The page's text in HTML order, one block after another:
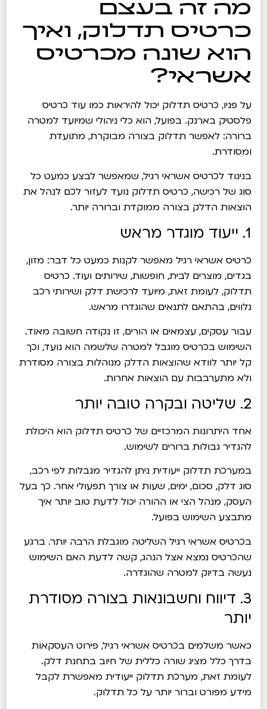
מה זה בעצם
כרטיס תדלוק, ואיך
הוא שונה מכרטיס
אשראי?
על פניו, כרטיס תדלוק יכול להיראות כמו עוד כרטיס
פלסטיק בארנק. בפועל, הוא כלי ניהולי שמיועד למטרה
ברורה: לאפשר תדלוק בצורה מבוקרת, מתועדת
ומסודרת.
בניגוד לכרטיס אשראי רגיל, שמאפשר לבצע כמעט כל
סוג של רכישה, כרטיס תדלוק נועד לעזור לכם לנהל את
הוצאות הדלק בצורה ממוקדת וברורה יותר.
1. ייעוד מוגדר מראש
כרטיס אשראי רגיל מאפשר לקנות כמעט כל דבר: מזון,
בגדים, מוצרים לבית, חופשות, שירותים ועוד. כרטיס
תדלוק, לעומת זאת, מיועד לרכישת דלק ושירותי רכב
נלווים, בהתאם לתנאים שהוגדרו מראש.
עבור עסקים, עצמאים או הורים, זו נקודה חשובה מאוד.
השימוש בכרטיס מוגבל למטרה שלשמה הוא נועד, וכך
קל יותר לוודא שהוצאות הדלק מנוהלות בצורה מסודרת
ולא מתערבבות עם הוצאות אחרות.
2. שליטה ובקרה טובה יותר
אחד היתרונות המרכזיים של כרטיס תדלוק הוא היכולת
להגדיר גבולות ברורים לשימוש.
במערכת תדלוק ייעודית ניתן להגדיר מגבלות לפי רכב,
סוג דלק, סכום, ימים, שעות או צורך תפעולי אחר. כך בעל
העסק, מנהל הצי או ההורה יכול לדעת טוב יותר איך
מתבצע השימוש בפועל.
בכרטיס אשראי רגיל השליטה מוגבלת הרבה יותר. ברגע
שהכרטיס נמצא אצל הנהג, קשה לדעת האם השימוש
נעשה בדיוק למטרה שהוגדרה.
3. דיווח וחשבונאות בצורה מסודרת
יותר
כאשר משלמים בכרטיס אשראי רגיל, פירוט העסקאות
בדרך כלל מציג שורה כללית של חיוב בתחנת דלק.
לעומת זאת, מערכת תדלוק ייעודית מאפשרת לקבל
מידע מפורט וברור יותר על כל תדלוק.